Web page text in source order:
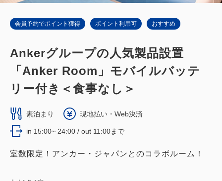
会員予約でポイント獲得 ポイント利用可 おすすめ
Ankerグループの人気製品設置
「Anker Room」モバイルバッテ
リー付き＜食事なし＞
素泊まり 現地払い・Web決済
in 15:00~ 24:00 / out 11:00まで
室数限定！アンカー・ジャパンとのコラボルーム！